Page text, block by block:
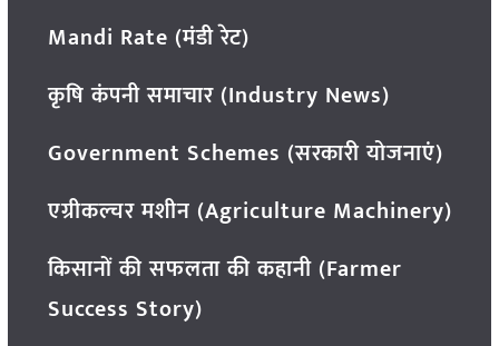
Mandi Rate (मंडी रेट)
कृषि कंपनी समाचार (Industry News)
Government Schemes (सरकारी योजनाएं)
एग्रीकल्चर मशीन (Agriculture Machinery)
किसानों की सफलता की कहानी (Farmer
Success Story)